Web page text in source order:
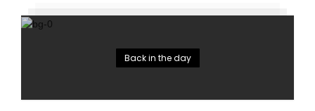
Back in the day